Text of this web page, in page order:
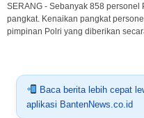
SERANG - Sebanyak 858
pangkat. Kenaikan pangkat
pimpinan Polri yang diberikan
Baca berita lebih cepat
aplikasi BantenNews.co.id